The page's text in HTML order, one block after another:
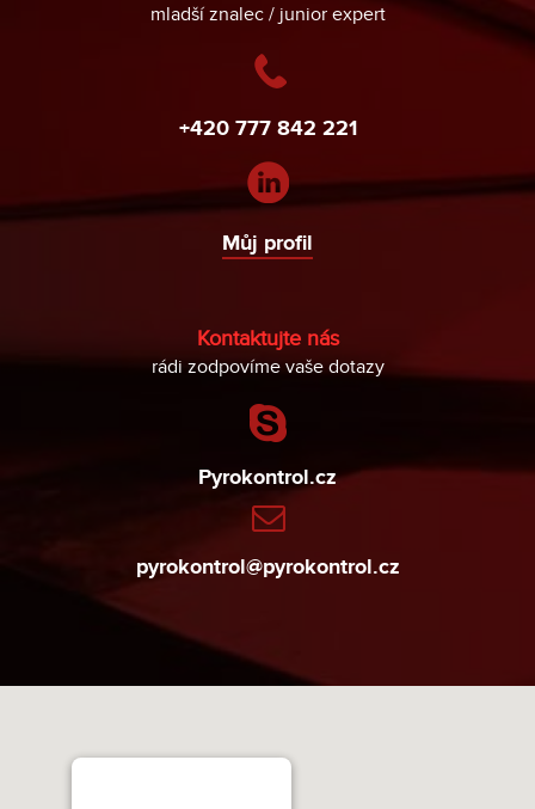
Kontaktujte nás
rádi zodpovíme vaše dotazy
Pyrokontrol.cz
pyrokontrol@pyrokontrol.cz
mladší znalec / junior expert
+420 777 842 221
Můj profil